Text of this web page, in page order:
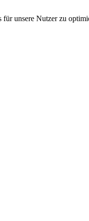
unsere Nutzer zu